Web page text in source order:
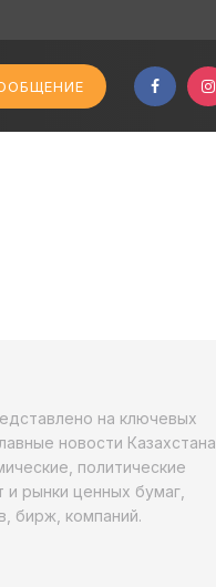
на ключевых
новости Казахстана,
политические
и рынки ценных бумаг,
бирж, компаний.